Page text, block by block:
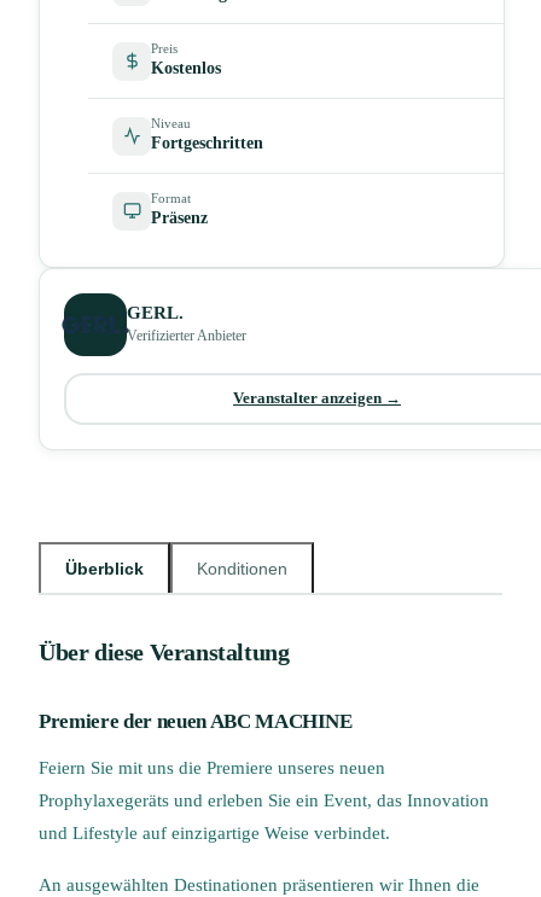
Überblick Konditionen
Über diese Veranstaltung
Premiere der neuen ABC MACHINE
Feiern Sie mit uns die Premiere unseres neuen
Prophylaxegeräts und erleben Sie ein Event, das Innovation
und Lifestyle auf einzigartige Weise verbindet.
An ausgewählten Destinationen präsentieren wir Ihnen die
Preis
Kostenlos
Niveau
Fortgeschritten
Format
Präsenz
GERL.
Verifizierter Anbieter
Veranstalter anzeigen →